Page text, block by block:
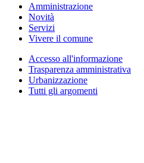
Amministrazione
Novità
Servizi
Vivere il comune
Accesso all'informazione
Trasparenza amministrativa
Urbanizzazione
Tutti gli argomenti